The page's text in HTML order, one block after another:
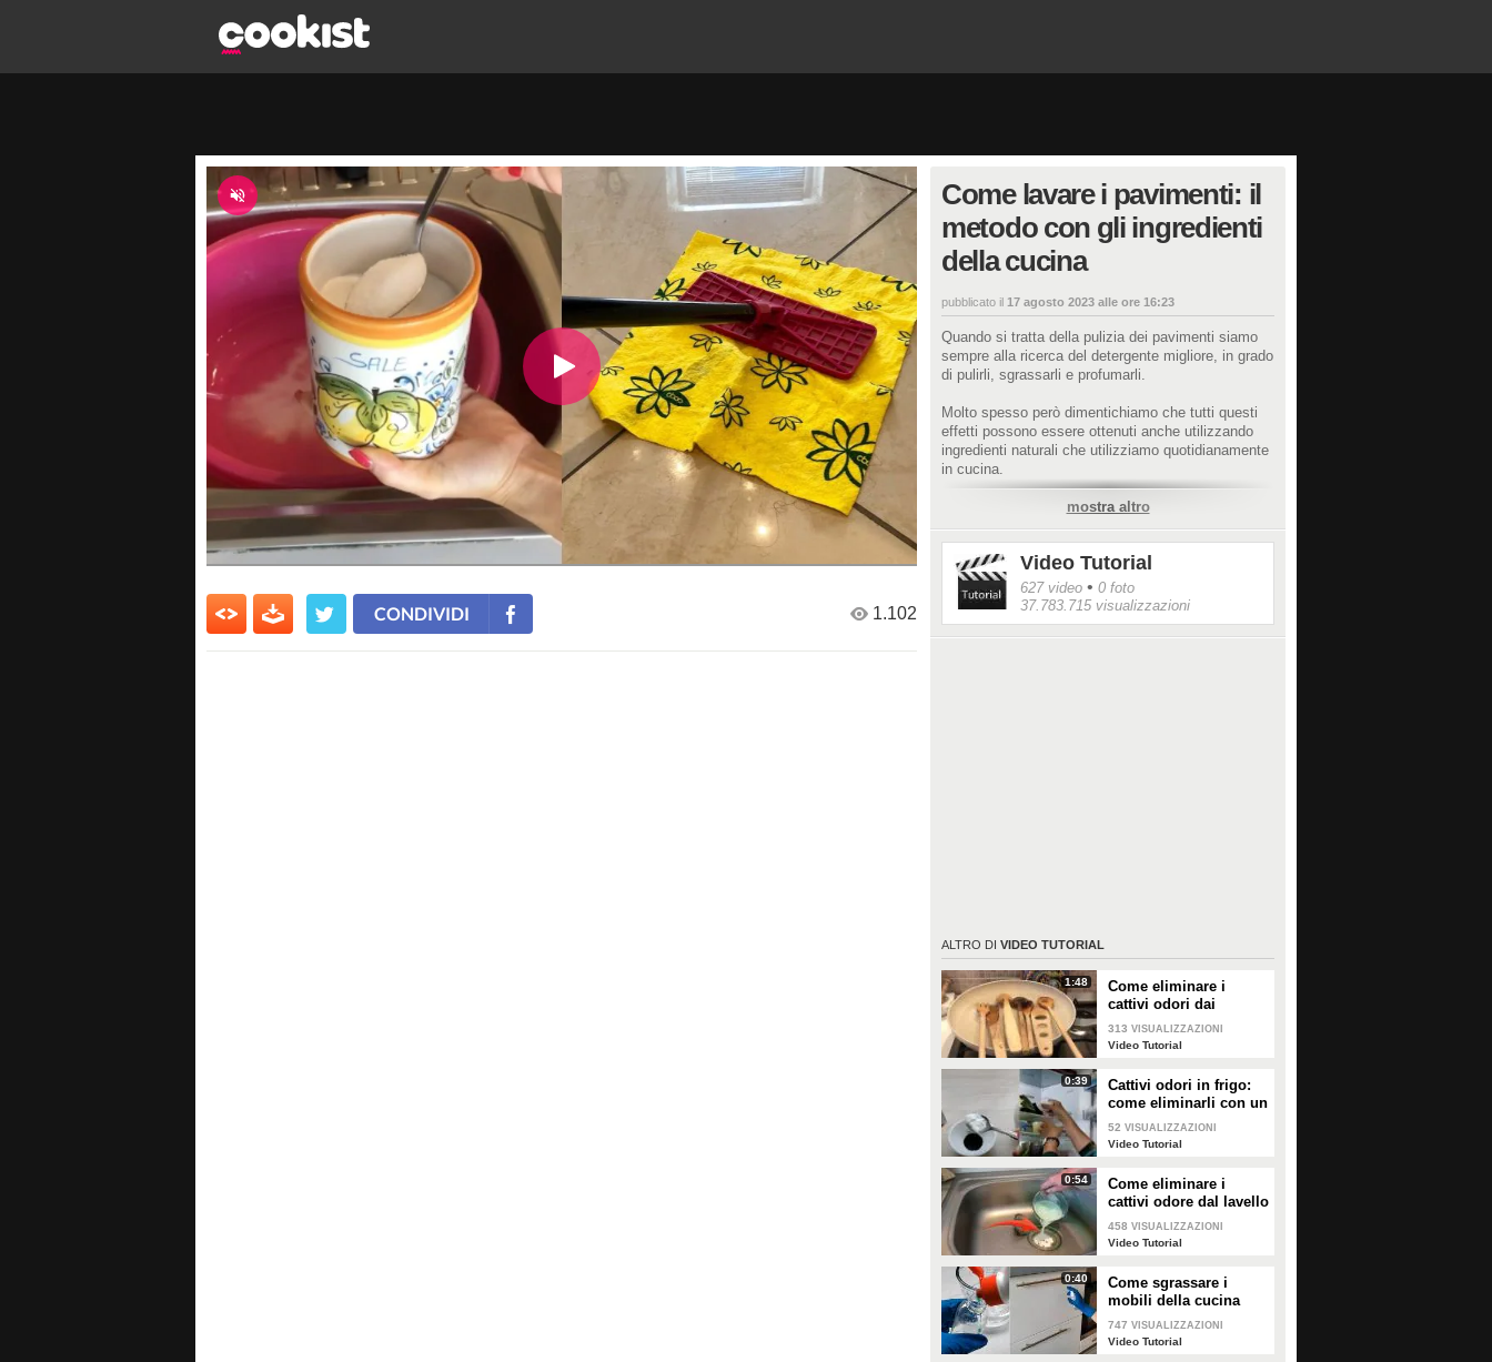
Come lavare i pavimenti: il
metodo con gli ingredienti
della cucina
pubblicato il 17 agosto 2023 alle ore 16:23
Quando si tratta della pulizia dei pavimenti siamo
sempre alla ricerca del detergente migliore, in grado
di pulirli, sgrassarli e profumarli.
Molto spesso però dimentichiamo che tutti questi
effetti possono essere ottenuti anche utilizzando
ingredienti naturali che utilizziamo quotidianamente
in cucina.
Vediamo quindi un metodo semplice, efficace ed
economico per pulire i pavimenti.
Occorrente
Bacinella o secchio
3 litri di acqua
1 cucchiaio di soda
1 cucchiaio di succo di limone
mostra altro
Video Tutorial
627 video • 0 foto
37.783.715 visualizzazioni
ALTRO DI VIDEO TUTORIAL
1:48
Come eliminare i
cattivi odori dai
mestoli di legno
313 VISUALIZZAZIONI
Video Tutorial
0:39
Cattivi odori in frigo:
come eliminarli con un
rimedio naturale
52 VISUALIZZAZIONI
Video Tutorial
0:54
Come eliminare i
cattivi odore dal lavello
della cucina
458 VISUALIZZAZIONI
Video Tutorial
0:40
Come sgrassare i
mobili della cucina
senza rovinare le
superfici
747 VISUALIZZAZIONI
Video Tutorial
CONDIVIDI 1.102